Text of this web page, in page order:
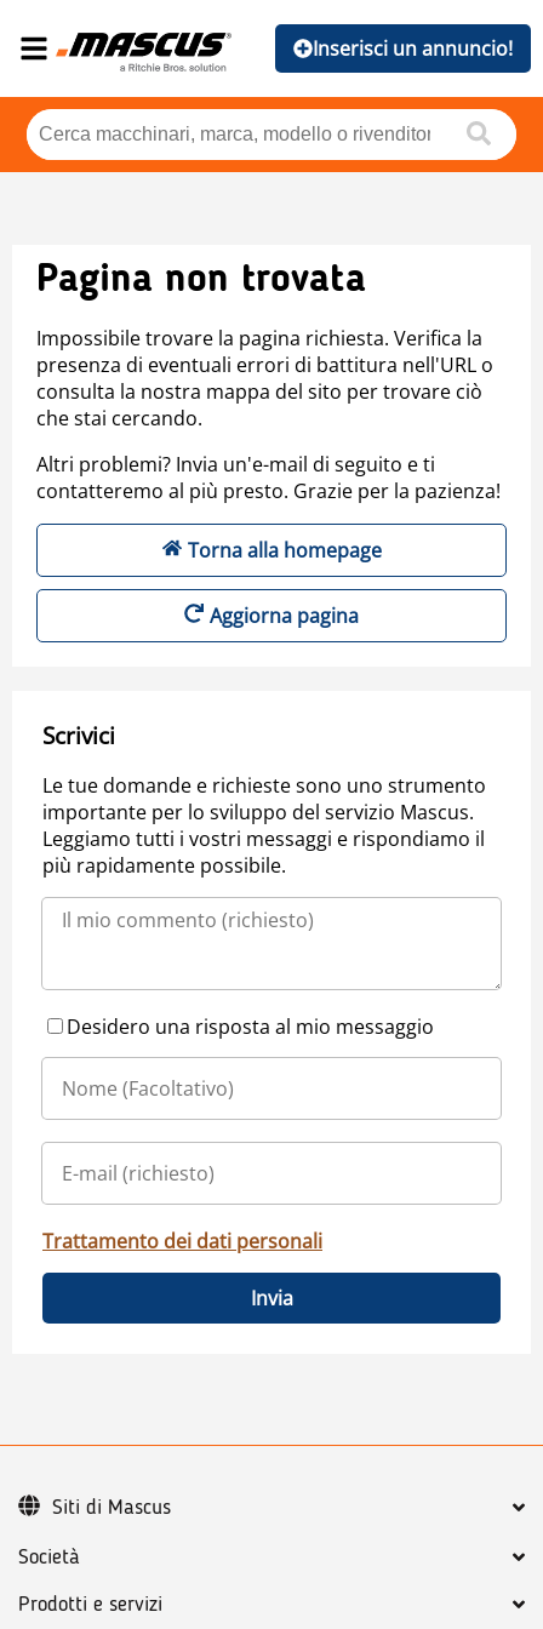
Inserisci un annuncio!
Pagina non trovata
Impossibile trovare la pagina richiesta. Verifica la
presenza di eventuali errori di battitura nell'URL o
consulta la nostra mappa del sito per trovare ciò
che stai cercando.
Altri problemi? Invia un'e-mail di seguito e ti
contatteremo al più presto. Grazie per la pazienza!
Torna alla homepage
Aggiorna pagina
Scrivici
Le tue domande e richieste sono uno strumento
importante per lo sviluppo del servizio Mascus.
Leggiamo tutti i vostri messaggi e rispondiamo il
più rapidamente possibile.
Desidero una risposta al mio messaggio
Trattamento dei dati personali
Invia
Società
Prodotti e servizi
Siti di Mascus